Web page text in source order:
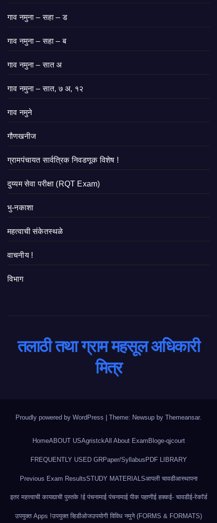
गाव नमुना – सहा – ड
गाव नमुना – सहा – ब
गाव नमुना – सात अ
गाव नमुना – सात, ७ अ, १२
गाव नमुने
गौणखनीज
ग्रामपंचायत सार्वत्रिक निवडणूक विशेष !
दुय्यम सेवा परीक्षा (RQT Exam)
भु-नकाशा
महत्वाची संकेतस्थळे
वाचनीय !
विभाग
तलाठी तथा ग्राम महसूल अधिकारी
मित्र
Proudly powered by WordPress | Theme: Newsup by Themeansar.
HomeABOUT USAgristckAll About Exam Bloge-qjcourt
FREQUENTLY USED GRPaper/Syllabus PDF LIBRARY
Previous Exam ResultsSTUDY MATERIALSआपली चावडीआस्थापना
इतर महत्त्वाची कायद्याची पुस्तके !ई पंचनामाई पंचनामाई पीक पहाणीई हक्कई- चावडीई-रेकॉर्ड
उपयुक्त Apps !उपयुक्त व्हिडीओजउपयोगी विविध नमुने (FORMS & FORMATS)